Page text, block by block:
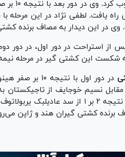
وی در این دیدار به مصاف برنده
شکست این کشتی گیر در مرحله
در دور اول با
بعد با نتیجه ۱۰ بر صفر مقابل نسیم خوجایف از
راه یافت. فراستی در این مرحله با نتیجه
برنده کشتی گیران هند و ژاپن